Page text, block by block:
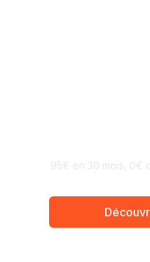
95€ en 30 mois, 0€